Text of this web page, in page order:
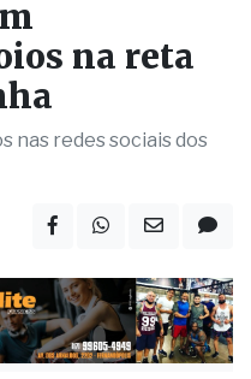
e Cida
na reta
nas redes sociais dos